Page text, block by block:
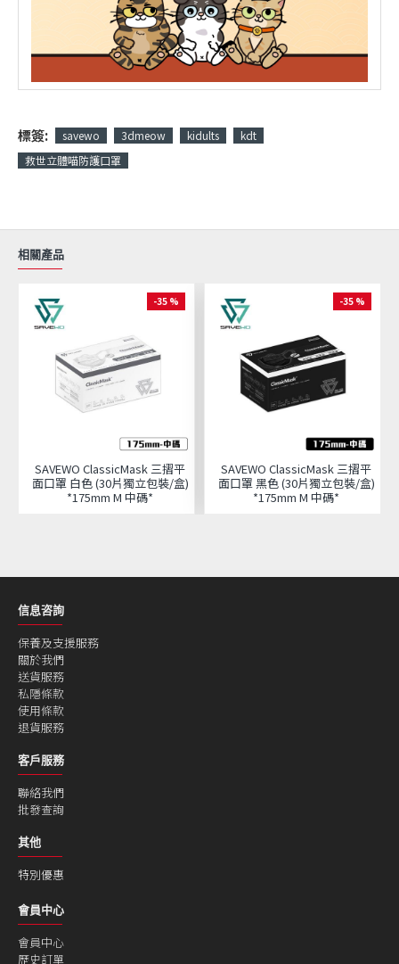
標簽: savewo 3dmeow kidults
kdt
救世立體喵防護口罩
相關產品
-35 %
SAVEWO ClassicMask 三摺平
面口罩 白色 (30片獨立包裝/盒)
*175mm M 中碼*
-35 %
SAVEWO ClassicMask 三摺平
面口罩 黑色 (30片獨立包裝/盒)
*175mm M 中碼*
信息咨詢
保養及支援服務
關於我們
送貨服務
私隱條款
使用條款
退貨服務
客戶服務
聯絡我們
批發查詢
其他
特別優惠
會員中心
會員中心
歷史訂單